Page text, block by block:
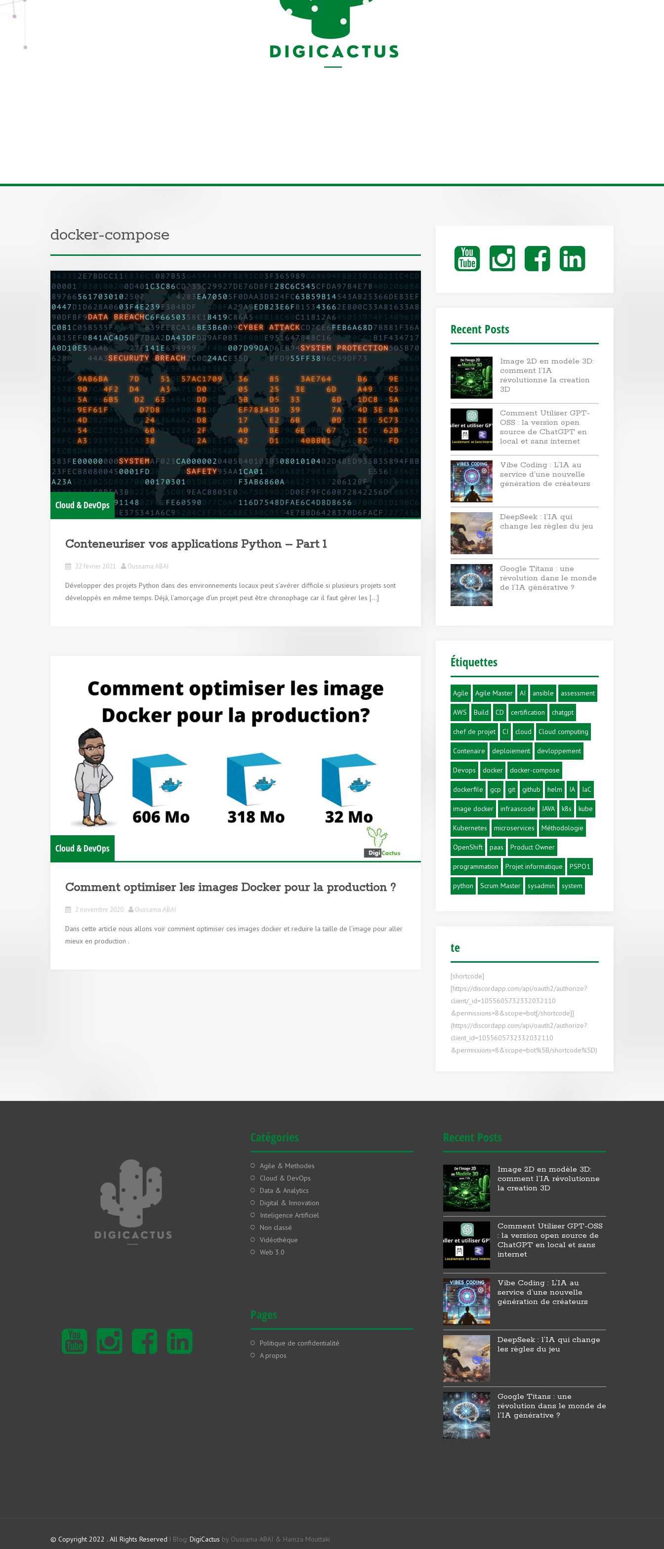
docker-compose
Cloud & DevOps
Conteneuriser vos applications Python – Part 1
22 février 2021 Oussama ABAI
Développer des projets Python dans des environnements locaux peut s’avérer difficile si plusieurs projets sont
développés en même temps. Déjà, l’amorçage d’un projet peut être chronophage car il faut gérer les […]
Cloud & DevOps
Comment optimiser les images Docker pour la production ?
2 novembre 2020 Oussama ABAI
Dans cette article nous allons voir comment optimiser ces images docker et reduire la taille de l’image pour aller
mieux en production .
Youtube Instagram Facebook Linkedin
Recent Posts
Image 2D en modèle 3D:
comment l’IA
révolutionne la creation
3D
Comment Utiliser GPT-
OSS : la version open
source de ChatGPT en
local et sans internet
Vibe Coding : L’IA au
service d’une nouvelle
génération de créateurs
DeepSeek : l’IA qui
change les règles du jeu
Google Titans : une
révolution dans le monde
de l’IA générative ?
Étiquettes
Agile Agile Master AI ansible assessment
AWS Build CD certification chatgpt
chef de projet CI cloud Cloud computing
Contenaire deploiement devloppement
Devops docker docker-compose
dockerfile gcp git github helm IA IaC
image docker infraascode JAVA k8s kube
Kubernetes microservices Méthodologie
OpenShift paas Product Owner
programmation Projet informatique PSPO1
python Scrum Master sysadmin system
te
[shortcode]
[https://discordapp.com/api/oauth2/authorize?
client/_id=1055605732332032110
&permissions=8&scope=bot[/shortcode]]
(https://discordapp.com/api/oauth2/authorize?
client_id=1055605732332032110
&permissions=8&scope=bot%5B/shortcode%5D)
Youtube Instagram Facebook Linkedin
Catégories
Agile & Methodes
Cloud & DevOps
Data & Analytics
Digital & Innovation
Inteligence Artificiel
Non classé
Vidéothèque
Web 3.0
Pages
Politique de confidentialité
A propos
Recent Posts
Image 2D en modèle 3D:
comment l’IA révolutionne
la creation 3D
Comment Utiliser GPT-OSS
: la version open source de
ChatGPT en local et sans
internet
Vibe Coding : L’IA au
service d’une nouvelle
génération de créateurs
DeepSeek : l’IA qui change
les règles du jeu
Google Titans : une
révolution dans le monde de
l’IA générative ?
© Copyright 2022 . All Rights Reserved | Blog: DigiCactus by Oussama ABAI & Hamza Mouttaki